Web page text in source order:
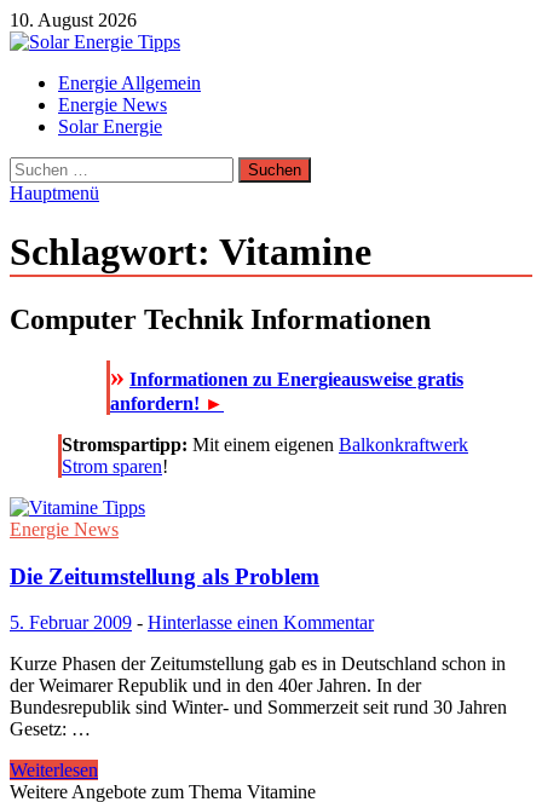
Zum
Inhalt
10. August 2026
Solar Energie Tipps
Solar Energie und Photovoltaik Informationen und Tipps
Energie Allgemein
Energie News
Solar Energie
Suchen
nach:
Hauptmenü
Schlagwort: Vitamine
Computer Technik Informationen
» Informationen zu Energieausweise gratis
anfordern! ►
Stromspartipp: Mit einem eigenen Balkonkraftwerk
Strom sparen!
Energie News
Die Zeitumstellung als Problem
5. Februar 2009 - Hinterlasse einen Kommentar
Kurze Phasen der Zeitumstellung gab es in Deutschland schon in
der Weimarer Republik und in den 40er Jahren. In der
Bundesrepublik sind Winter- und Sommerzeit seit rund 30 Jahren
Gesetz: …
Weiterlesen
Weitere Angebote zum Thema Vitamine